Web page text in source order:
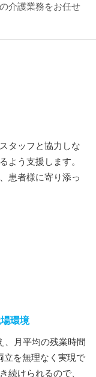
介護業務をお任せ
タッフと協力しな
よう支援します。
患者様に寄り添っ
環境
、月平均の残業時間
立を無理なく実現で
続けられるので、